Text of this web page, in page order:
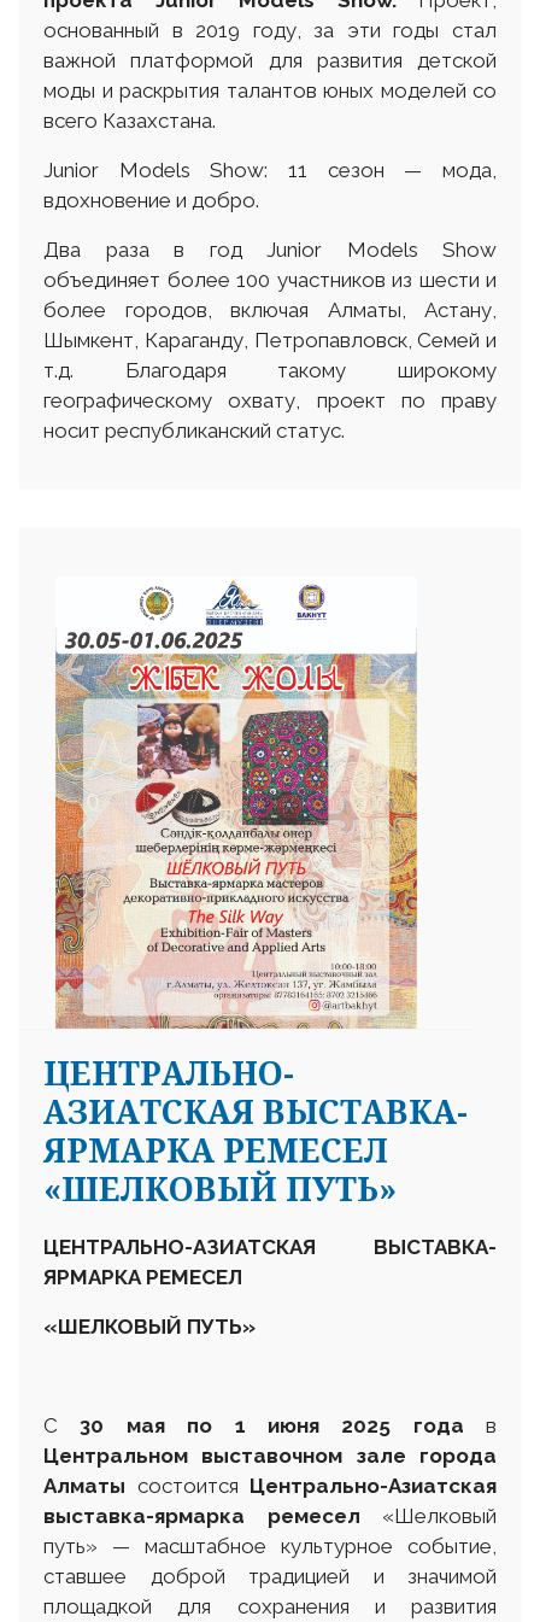
основанный в 2019 году, за эти годы стал
важной платформой для развития детской
моды и раскрытия талантов юных моделей со
всего Казахстана.
Junior Models Show: 11 сезон — мода,
вдохновение и добро.
Два раза в год Junior Models Show
объединяет более 100 участников из шести и
более городов, включая Алматы, Астану,
Шымкент, Караганду, Петропавловск, Семей и
т.д. Благодаря такому широкому
географическому охвату, проект по праву
носит республиканский статус.
ЦЕНТРАЛЬНО-
АЗИАТСКАЯ ВЫСТАВКА-
ЯРМАРКА РЕМЕСЕЛ
«ШЕЛКОВЫЙ ПУТЬ»
ЦЕНТРАЛЬНО-АЗИАТСКАЯ ВЫСТАВКА-
ЯРМАРКА РЕМЕСЕЛ
«ШЕЛКОВЫЙ ПУТЬ»
С30 мая по 1 июня 2025 года в
Центральном выставочном зале города
Алматы состоится Центрально-Азиатская
выставка-ярмарка ремесел «Шелковый
путь» — масштабное культурное событие,
ставшее доброй традицией и значимой
площадкой для сохранения и развития